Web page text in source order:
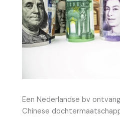
Een Nederlandse bv
Chinese